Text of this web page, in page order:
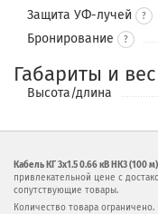
Защита УФ-лучей
?
Бронирование
?
Габариты и вес
Высота/длина
Кабель КГ 3x1.5 0.66 кВ НК3 (100 м)
привлекательной цене с
сопутствующие товары.
Количество товара